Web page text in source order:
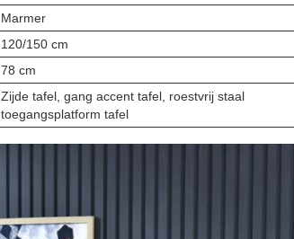
Marmer
120/150 cm
78 cm
Zijde tafel, gang accent tafel, roestvrij staal
toegangsplatform tafel